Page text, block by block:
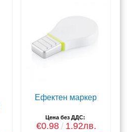
Ефектен маркер
Цена без ДДС:
€0.98 1.92лв.